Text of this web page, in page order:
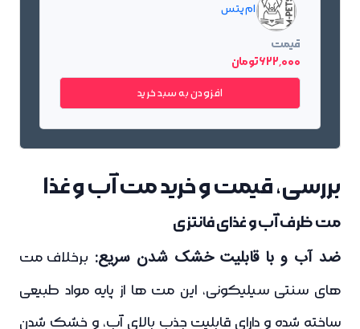
ام پتس
قیمت
622٬000 تومان
افزودن به سبد خرید
بررسی، قیمت و خرید مت آب و غذا
مت ظرف آب و غذای فانتزی
ضد آب و با قابلیت خشک شدن سریع: برخلاف مت
های سنتی سیلیکونی، این مت ها از پایه مواد طبیعی
ساخته شده و دارای قابلیت جذب بالای آب، و خشک شدن